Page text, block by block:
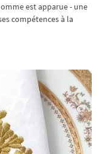
est apparue - une
compétences à la